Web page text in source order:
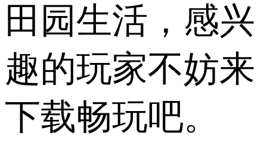
田园生活，感兴
趣的玩家不妨来
下载畅玩吧。